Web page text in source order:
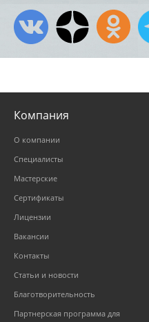
Компания
О компании
Специалисты
Мастерские
Сертификаты
Лицензии
Вакансии
Контакты
Статьи и новости
Благотворительность
Партнерская программа для